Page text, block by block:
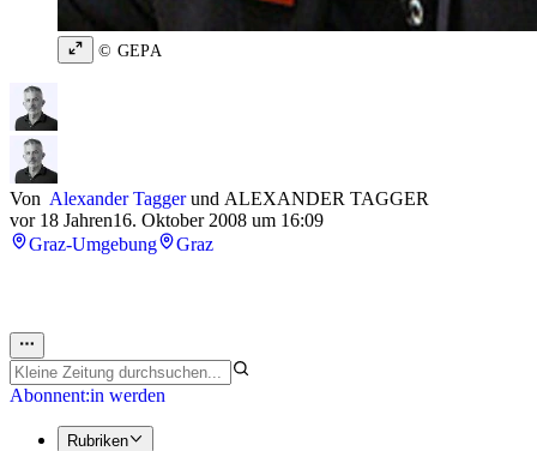
© GEPA
Von Alexander Taggerund ALEXANDER TAGGER
vor 18 Jahren16. Oktober 2008 um 16:09
Graz-Umgebung
Graz
Abonnent:in werden
Rubriken